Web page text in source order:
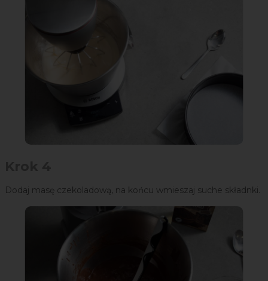
Dodaj masę czekoladową, na końcu wmieszaj suche składnki.